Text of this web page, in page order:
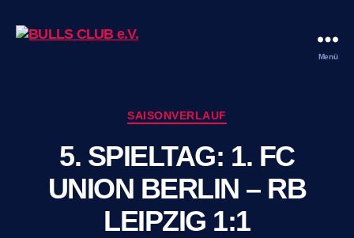
Menü
Kategorien
SAISONVERLAUF
5. SPIELTAG: 1. FC
UNION BERLIN – RB
LEIPZIG 1:1